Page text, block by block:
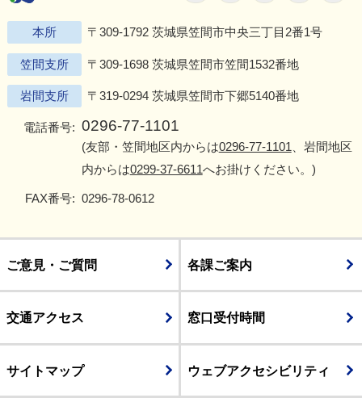
本所 〒309-1792 茨城県笠間市中央三丁目2番1号
笠間支所 〒309-1698 茨城県笠間市笠間1532番地
岩間支所 〒319-0294 茨城県笠間市下郷5140番地
電話番号: 0296-77-1101
(友部・笠間地区内からは0296-77-1101 、岩間地区
内からは0299-37-6611へお掛けください。)
FAX番号: 0296-78-0612
ご意見・ご質問 各課ご案内
交通アクセス 窓口受付時間
サイトマップ ウェブアクセシビリティ